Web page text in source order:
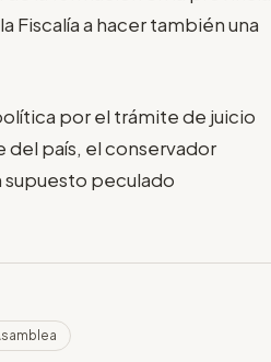
Fiscalía a hacer también una
por el trámite de juicio
del país, el conservador
supuesto peculado